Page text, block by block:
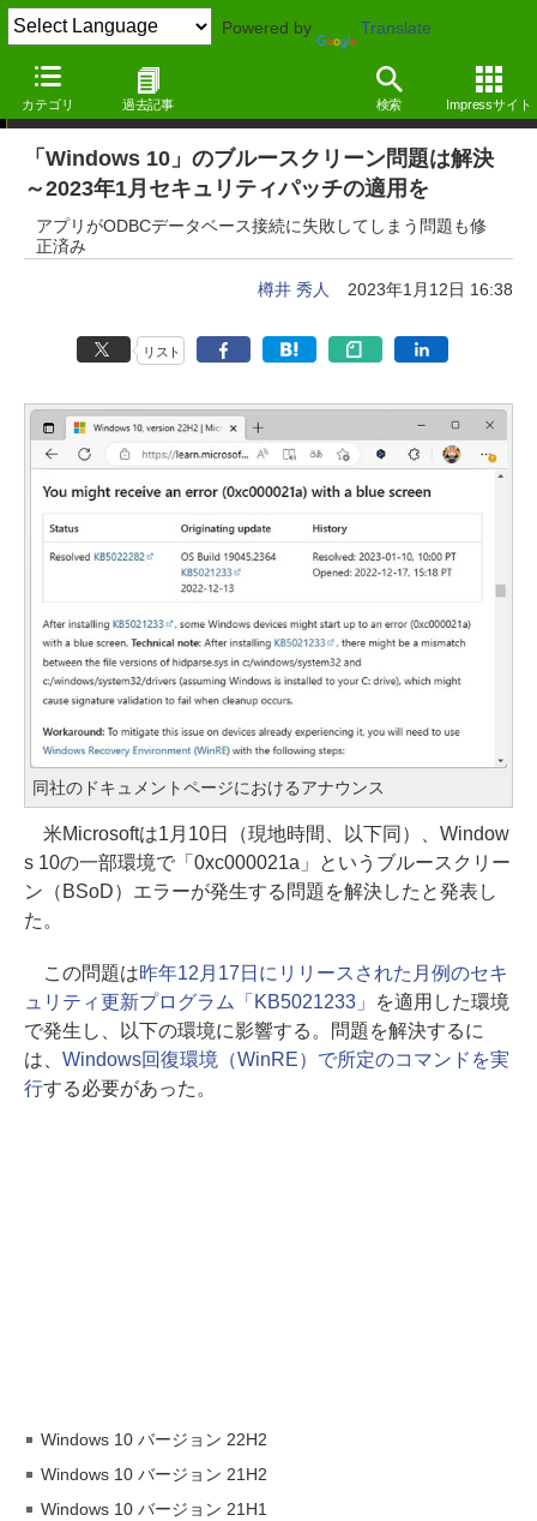
Powered by Translate
カテゴリ 過去記事 検索 Impressサイト
ニュース
「Windows 10」のブルースクリーン問題は解決
～2023年1月セキュリティパッチの適用を
アプリがODBCデータベース接続に失敗してしまう問題も修
正済み
樽井 秀人 2023年1月12日 16:38
リスト
同社のドキュメントページにおけるアナウンス
米Microsoftは1月10日（現地時間、以下同）、Window
s 10の一部環境で「0xc000021a」というブルースクリー
ン（BSoD）エラーが発生する問題を解決したと発表し
た。
この問題は昨年12月17日にリリースされた月例のセキ
ュリティ更新プログラム「KB5021233」
を適用した環境
で発生し、以下の環境に影響する。問題を解決するに
は、 Windows回復環境（WinRE）で所定のコマンドを実
行する必要があった。
Windows 10 バージョン 22H2
Windows 10 バージョン 21H2
Windows 10 バージョン 21H1